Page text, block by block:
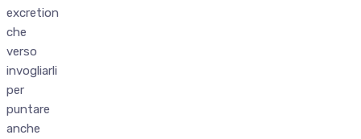
excretion
che
verso
invogliarli
per
puntare
anche